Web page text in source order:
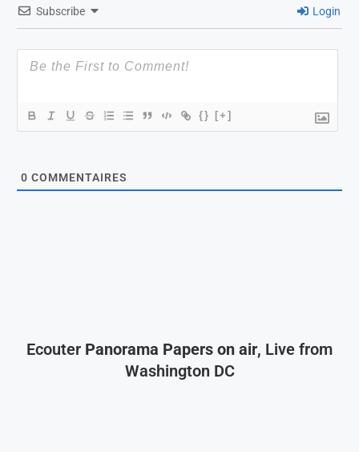
Subscribe Login
{} [+]
0 COMMENTAIRES
Ecouter Panorama Papers on air, Live from
Washington DC